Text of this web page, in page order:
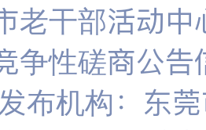
老干部活动
争性磋商公
布机构：东